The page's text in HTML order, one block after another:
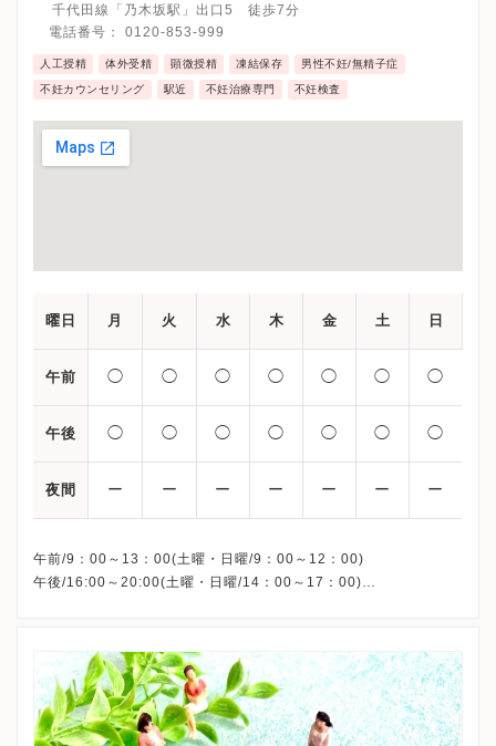
千代田線「乃木坂駅」出口5 徒歩7分
電話番号： 0120-853-999
人工授精 体外受精 顕微授精 凍結保存 男性不妊/無精子症
不妊カウンセリング 駅近 不妊治療専門 不妊検査
曜日 月 火 水 木 金 土 日
午前 ◯ ◯ ◯ ◯ ◯ ◯ ◯
午後 ◯ ◯ ◯ ◯ ◯ ◯ ◯
夜間 ー ー ー ー ー ー ー
午前/9：00～13：00(土曜・日曜/9：00～12：00)
午後/16:00～20:00(土曜・日曜/14：00～17：00)